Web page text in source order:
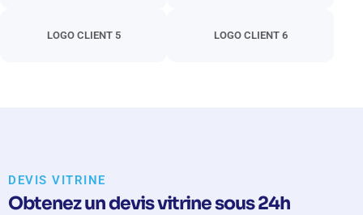
LOGO CLIENT 5 LOGO CLIENT 6
DEVIS VITRINE
Obtenez un devis vitrine sous 24h